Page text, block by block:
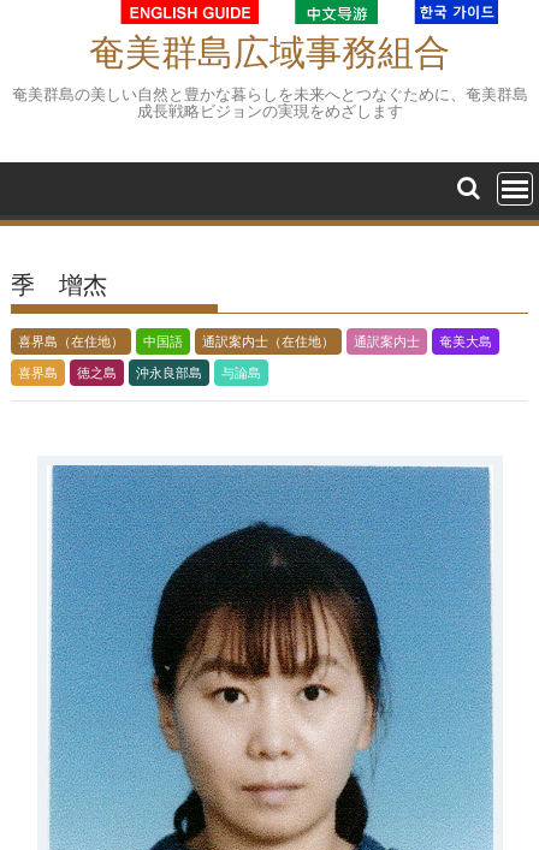
奄美群島広域事務組合
奄美群島の美しい自然と豊かな暮らしを未来へとつなぐために、奄美群島
成長戦略ビジョンの実現をめざします
季 增杰
喜界島（在住地） 中国語 通訳案内士（在住地） 通訳案内士 奄美大島
喜界島 徳之島 沖永良部島 与論島